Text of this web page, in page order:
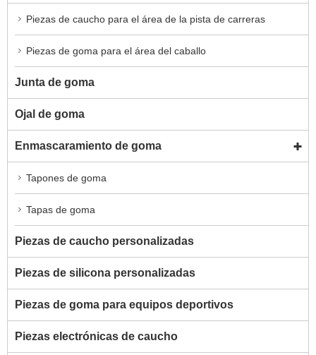
Piezas de caucho para el área de la pista de carreras
Piezas de goma para el área del caballo
Junta de goma
Ojal de goma
Enmascaramiento de goma
Tapones de goma
Tapas de goma
Piezas de caucho personalizadas
Piezas de silicona personalizadas
Piezas de goma para equipos deportivos
Piezas electrónicas de caucho